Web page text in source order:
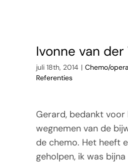
Ivonne van der
juli 18th, 2014 | Chemo/
Referenties
Gerard, bedankt voor
wegnemen van de
de chemo. Het heeft
geholpen, ik was